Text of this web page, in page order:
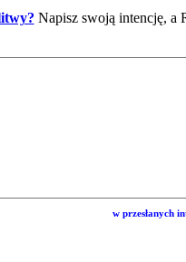
Napisz swoją intencję, a
w przesłanych